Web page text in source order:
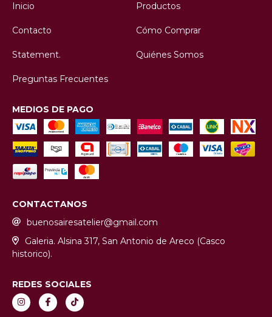
Inicio
Productos
Contacto Cómo Comprar
Statement. Quiénes Somos
Preguntas Frecuentes
MEDIOS DE PAGO
CONTACTANOS
buenosairesatelier@gmail.com
Galeria. Alsina 317, San Antonio de Areco (Casco
historico).
REDES SOCIALES